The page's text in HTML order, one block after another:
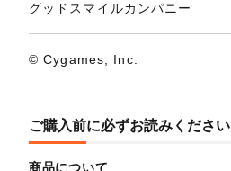
グッドスマイルカンパニー
© Cygames, Inc.
ご購入前に必ずお読みください
商品について